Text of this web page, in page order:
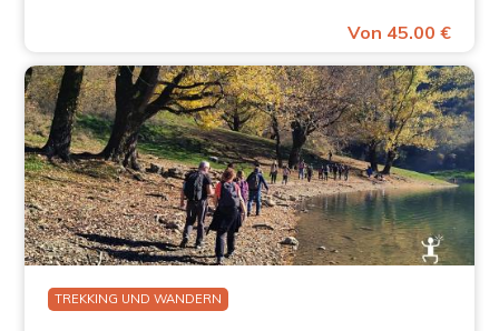
Von 45.00 €
TREKKING UND WANDERN